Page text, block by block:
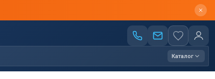
Каталог